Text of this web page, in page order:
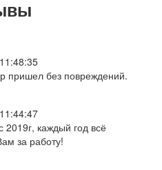
пришел без повреждений.
каждый год всё
за работу!